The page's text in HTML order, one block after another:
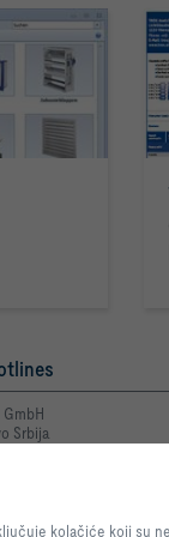
Srbija
optimalni doživljaj
kolačiće koji su